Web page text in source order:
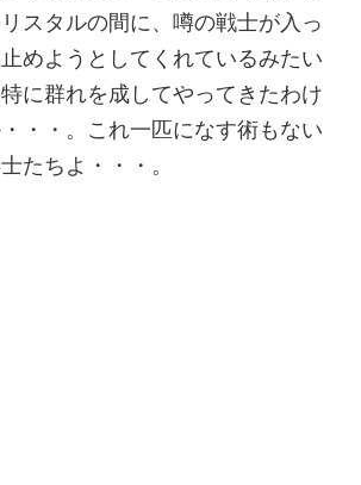
スタルの間に、噂の戦士が入っ
めようとしてくれているみたい
に群れを成してやってきたわけ
・・。これ一匹になす術もない
たちよ・・・。